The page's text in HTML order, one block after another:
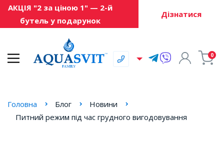
АКЦІЯ "2 за ціною 1" — 2-й
бутель у подарунок
Дізнатися
0
Головна Блог
Новини
Питний режим під час грудного вигодовування